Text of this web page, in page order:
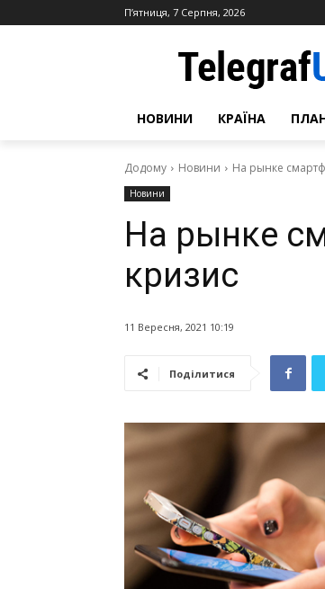
П’ятниця, 7 Серпня, 2026
НОВИНИ КРАЇНА
Додому Новини На рынке
Новини
На рынке
кризис
11 Вересня, 2021 10:19
Поділитися